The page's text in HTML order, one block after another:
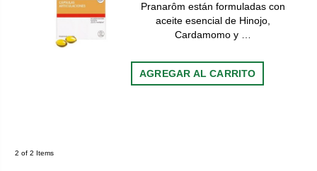
Pranarôm están formuladas con
aceite esencial de Hinojo,
Cardamomo y …
AGREGAR AL CARRITO
2 of 2 Items